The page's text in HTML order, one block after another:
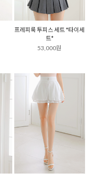
프레피룩 투피스 세트 *타이세
트*
53,000원